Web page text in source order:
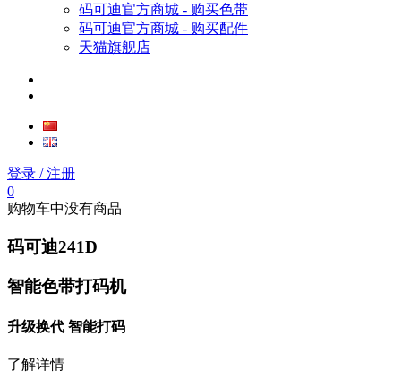
码可迪官方商城 - 购买色带
码可迪官方商城 - 购买配件
天猫旗舰店
登录 / 注册
0
购物车中没有商品
码可迪241D
智能色带打码机
升级换代 智能打码
了解详情